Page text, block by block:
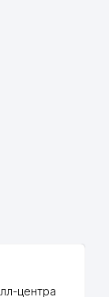
центра